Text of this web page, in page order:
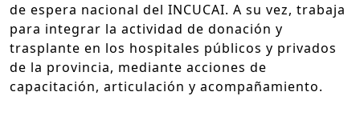
de espera nacional del INCUCAI. A su vez, trabaja
para integrar la actividad de donación y
trasplante en los hospitales públicos y privados
de la provincia, mediante acciones de
capacitación, articulación y acompañamiento.